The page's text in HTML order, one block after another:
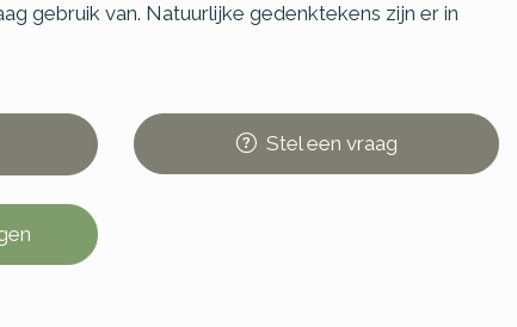
gebruik van. Natuurlijke gedenktekens zijn er in
Steleen vraag